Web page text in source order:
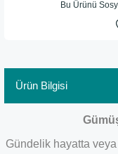
Bu Ürünü
Ürün Bilgisi
Gündelik hayatta